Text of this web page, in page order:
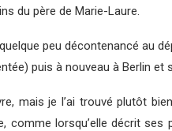
du père de Marie-Laure.
peu décontenancé au
puis à nouveau à Berlin et
mais je l’ai trouvé plutôt
lorsqu’elle décrit ses